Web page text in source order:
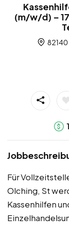
(m/w/d) –
82140
Für
Olching, St
Kassenhilfen